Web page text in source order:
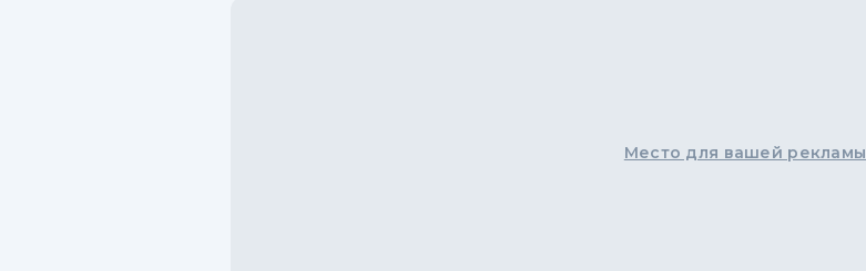
Место для вашей рекламы